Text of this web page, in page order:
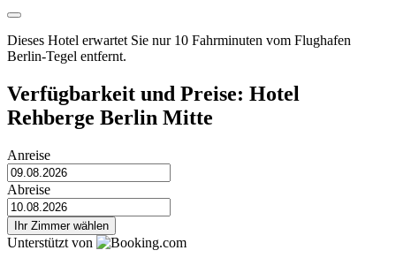
Dieses Hotel erwartet Sie nur 10 Fahrminuten vom Flughafen
Berlin-Tegel entfernt.
Verfügbarkeit und Preise: Hotel
Rehberge Berlin Mitte
Anreise
Abreise
Ihr Zimmer wählen
Unterstützt von